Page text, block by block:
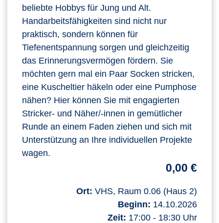
beliebte Hobbys für Jung und Alt.
Handarbeitsfähigkeiten sind nicht nur
praktisch, sondern können für
Tiefenentspannung sorgen und gleichzeitig
das Erinnerungsvermögen fördern. Sie
möchten gern mal ein Paar Socken stricken,
eine Kuscheltier häkeln oder eine Pumphose
nähen? Hier können Sie mit engagierten
Stricker- und Näher/-innen in gemütlicher
Runde an einem Faden ziehen und sich mit
Unterstützung an Ihre individuellen Projekte
wagen.
0,00 €
Ort: VHS, Raum 0.06 (Haus 2)
Beginn: 14.10.2026
Zeit: 17:00 - 18:30 Uhr